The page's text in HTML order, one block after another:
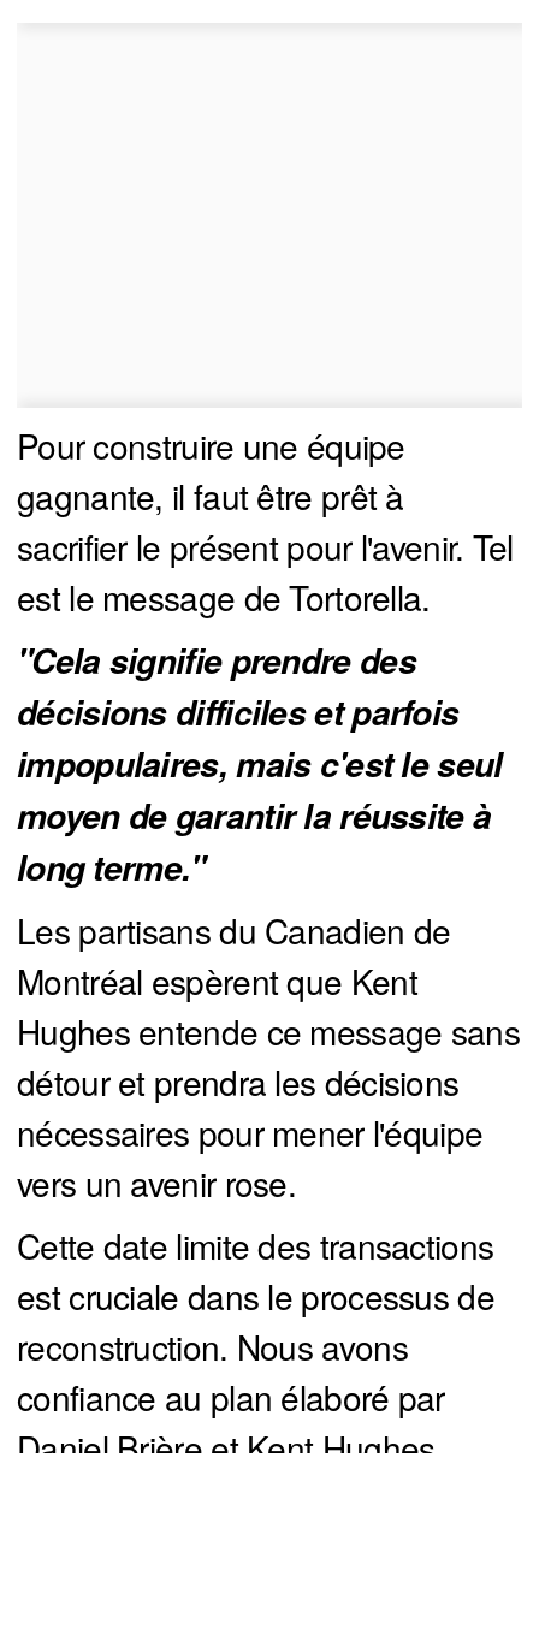
Pour construire une équipe
gagnante, il faut être prêt à
sacrifier le présent pour l'avenir. Tel
est le message de Tortorella.
"Cela signifie prendre des
décisions difficiles et parfois
impopulaires, mais c'est le seul
moyen de garantir la réussite à
long terme."
Les partisans du Canadien de
Montréal espèrent que Kent
Hughes entende ce message sans
détour et prendra les décisions
nécessaires pour mener l'équipe
vers un avenir rose.
Cette date limite des transactions
est cruciale dans le processus de
reconstruction. Nous avons
confiance au plan élaboré par
Daniel Brière et Kent Hughes.